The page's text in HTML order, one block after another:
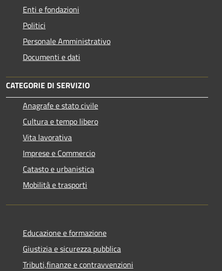
Enti e fondazioni
Politici
Personale Amministrativo
Documenti e dati
CATEGORIE DI SERVIZIO
Anagrafe e stato civile
Cultura e tempo libero
Vita lavorativa
Imprese e Commercio
Catasto e urbanistica
Mobilità e trasporti
Educazione e formazione
Giustizia e sicurezza pubblica
Tributi,finanze e contravvenzioni